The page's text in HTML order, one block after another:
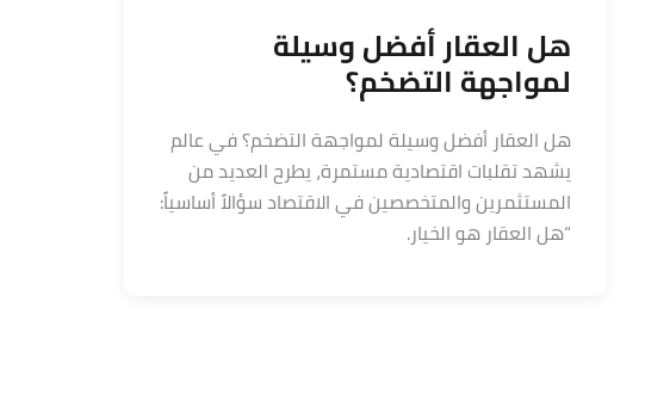
هل العقار أفضل وسيلة
لمواجهة التضخم؟
هل العقار أفضل وسيلة لمواجهة التضخم؟ في عالم
يشهد تقلبات اقتصادية مستمرة، يطرح العديد من
المستثمرين والمتخصصين في الاقتصاد سؤالاً أساسياً:
“هل العقار هو الخيار.